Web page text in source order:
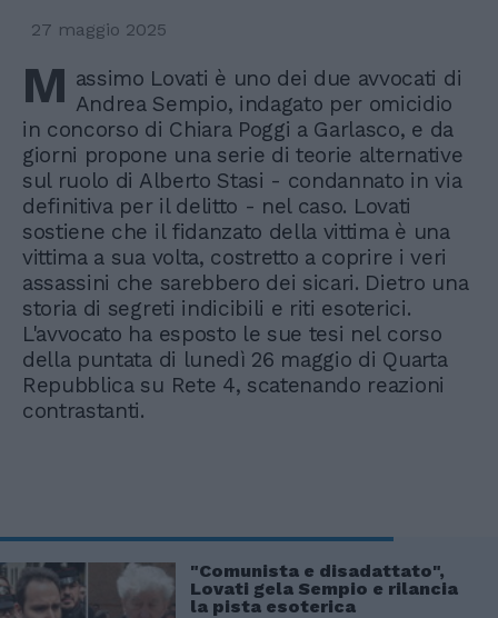
27 maggio 2025
M assimo Lovati è uno dei due avvocati di
Andrea Sempio, indagato per omicidio
in concorso di Chiara Poggi a Garlasco, e da
giorni propone una serie di teorie alternative
sul ruolo di Alberto Stasi - condannato in via
definitiva per il delitto - nel caso. Lovati
sostiene che il fidanzato della vittima è una
vittima a sua volta, costretto a coprire i veri
assassini che sarebbero dei sicari. Dietro una
storia di segreti indicibili e riti esoterici.
L'avvocato ha esposto le sue tesi nel corso
della puntata di lunedì 26 maggio di Quarta
Repubblica su Rete 4, scatenando reazioni
contrastanti.
"Comunista e disadattato",
Lovati gela Sempio e rilancia
la pista esoterica